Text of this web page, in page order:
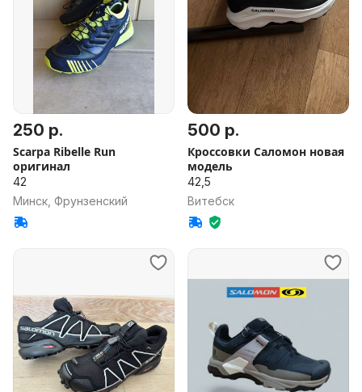
250 р.
Scarpa Ribelle Run
оригинал
42
Минск, Фрунзенский
500 р.
Кроссовки Саломон новая
модель
42,5
Витебск